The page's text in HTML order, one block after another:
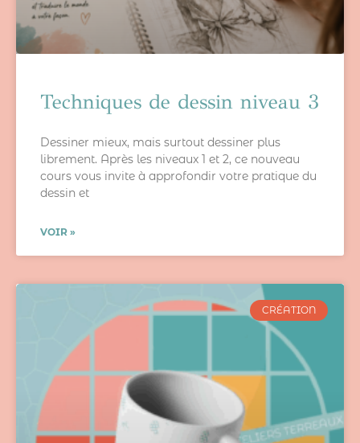
Techniques de dessin niveau 3
Dessiner mieux, mais surtout dessiner plus
librement. Après les niveaux 1 et 2, ce nouveau
cours vous invite à approfondir votre pratique du
dessin et
VOIR »
CRÉATION